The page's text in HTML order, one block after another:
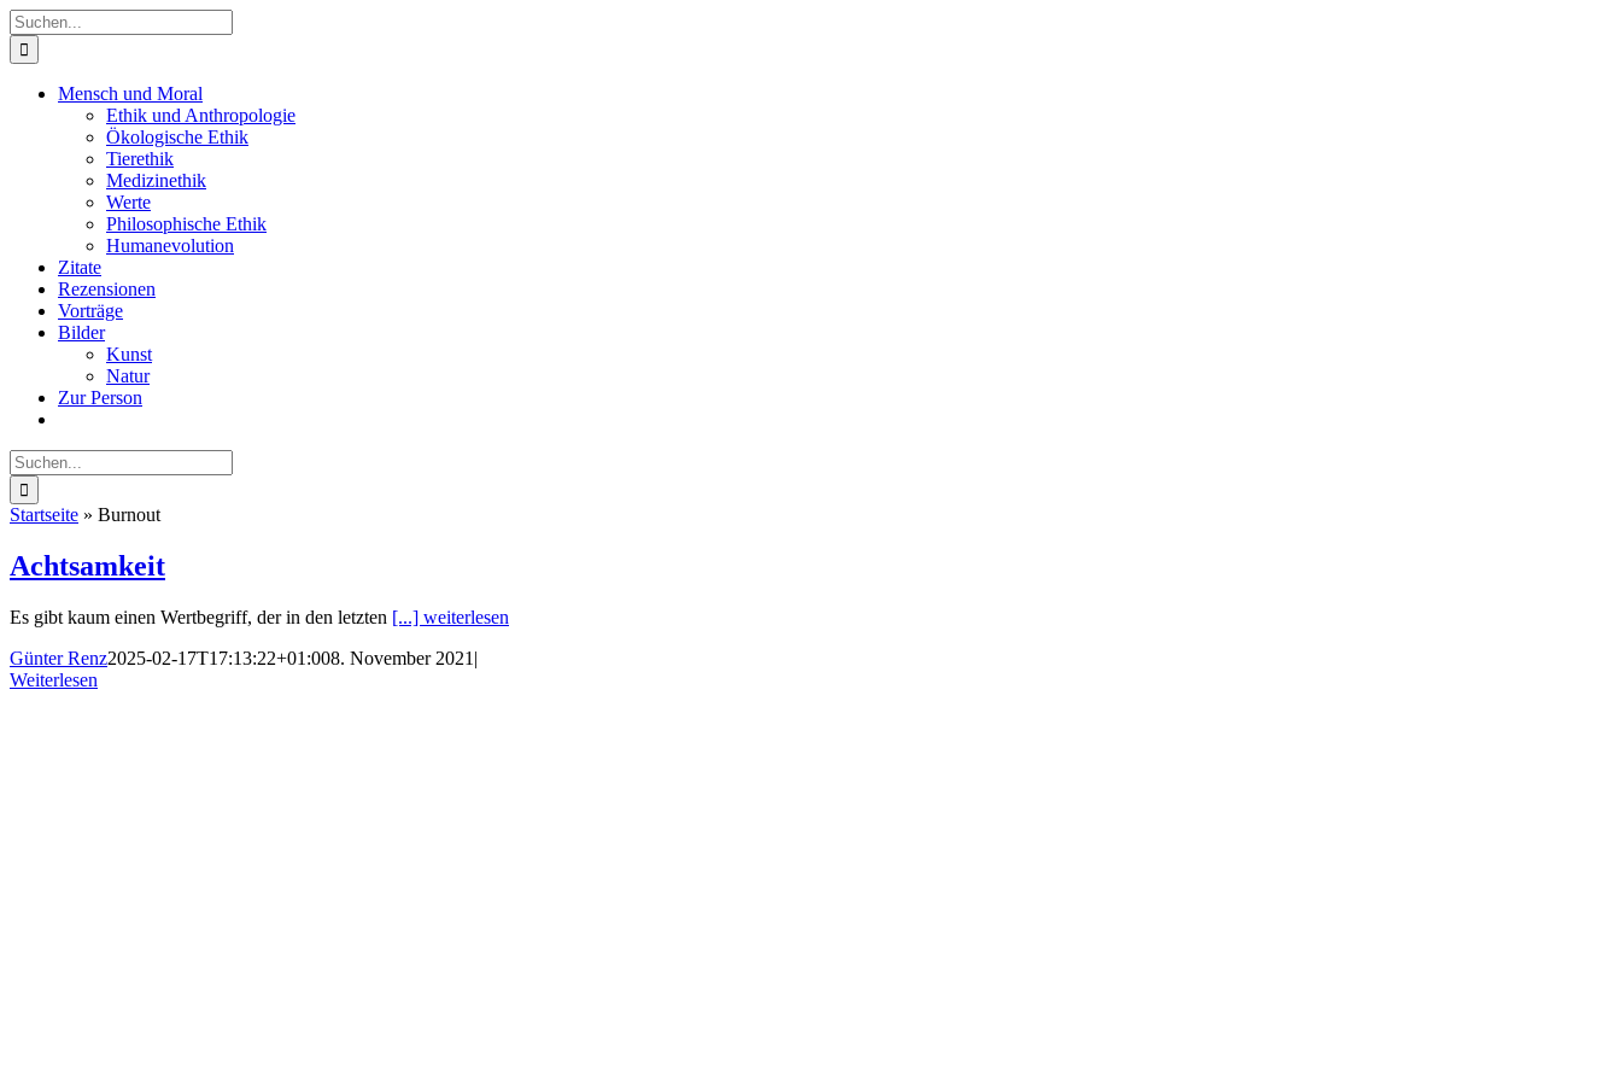
Zum
Inhalt
springen
Suche
nach:
Mensch und Moral
Ethik und Anthropologie
Ökologische Ethik
Tierethik
Medizinethik
Werte
Philosophische Ethik
Humanevolution
Zitate
Rezensionen
Vorträge
Bilder
Kunst
Natur
Zur Person
Suche
nach:
Startseite » Burnout
Achtsamkeit
Es gibt kaum einen Wertbegriff, der in den letzten [...] weiterlesen
Günter Renz2025-02-17T17:13:22+01:008. November 2021 |
Weiterlesen